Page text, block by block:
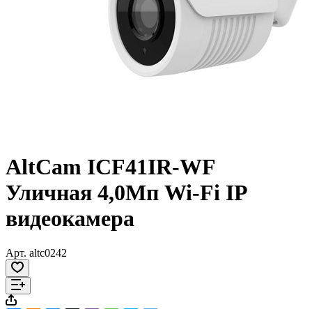
AltCam ICF41IR-WF
Уличная 4,0Мп Wi-Fi IP
видеокамера
Арт. altc0242